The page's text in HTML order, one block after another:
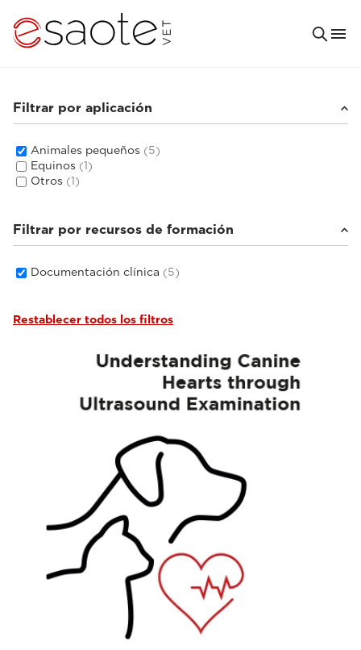
Filtrar por aplicación
Animales pequeños (5)
Equinos (1)
Otros (1)
Filtrar por recursos de formación
Documentación clínica (5)
Restablecer todos los filtros